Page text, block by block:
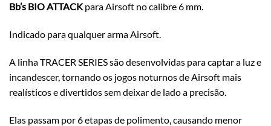
Bb’s BIO ATTACKpara Airsoft no calibre 6 mm.
Indicado para qualquer arma Airsoft.
A linha TRACER SERIES são desenvolvidas para captar a luz e
incandescer, tornando os jogos noturnos de Airsoft mais
realísticos e divertidos sem deixar de lado a precisão.
Elas passam por 6 etapas de polimento, causando menor